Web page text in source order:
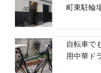
町東駐輪
自転車で
用中華ド